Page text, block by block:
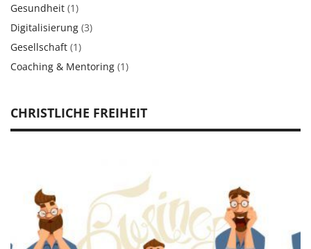
CHRISTLICHE FREIHEIT
Gesundheit (1)
Digitalisierung (3)
Gesellschaft (1)
Coaching & Mentoring (1)